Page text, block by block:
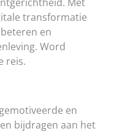
Met
transformatie
en
Word
reis.
en
bijdragen aan het